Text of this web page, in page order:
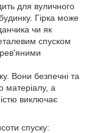
для вуличного
Гірка може
чи як
спуском
Вони безпечні та
матеріалу, а
виключає
спуску: